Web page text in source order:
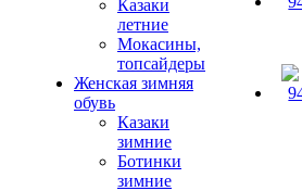
Казаки
летние
Мокасины,
топсайдеры
Женская зимняя
обувь
Казаки
зимние
Ботинки
зимние